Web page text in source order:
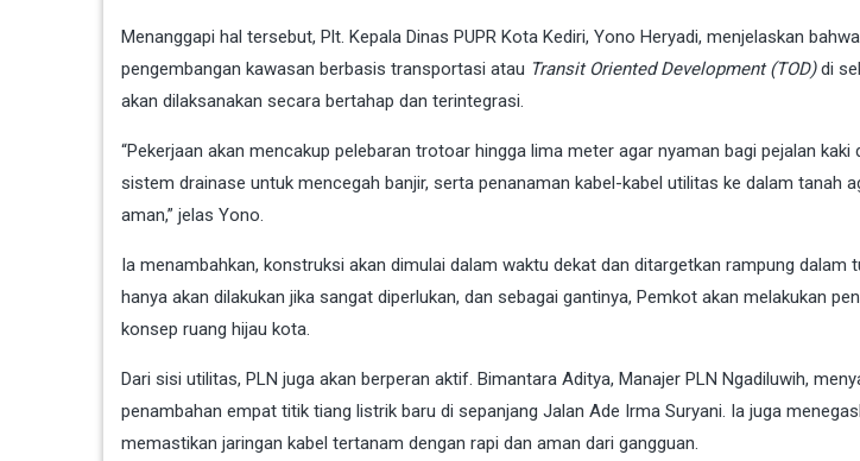
Menanggapi hal tersebut, Plt. Kepala Dinas PUPR Kota Kediri, Yono Heryadi, menjelaskan
pengembangan kawasan berbasis transportasi atau Transit Oriented Development (TOD)di
akan dilaksanakan secara bertahap dan terintegrasi.
“Pekerjaan akan mencakup pelebaran trotoar hingga lima meter agar nyaman bagi pejalan kaki
sistem drainase untuk mencegah banjir, serta penanaman kabel-kabel utilitas ke dalam tanah
aman,” jelas Yono.
Ia menambahkan, konstruksi akan dimulai dalam waktu dekat dan ditargetkan rampung dalam
hanya akan dilakukan jika sangat diperlukan, dan sebagai gantinya, Pemkot akan melakukan
konsep ruang hijau kota.
Dari sisi utilitas, PLN juga akan berperan aktif. Bimantara Aditya, Manajer PLN Ngadiluwih,
penambahan empat titik tiang listrik baru di sepanjang Jalan Ade Irma Suryani. Ia juga
memastikan jaringan kabel tertanam dengan rapi dan aman dari gangguan.